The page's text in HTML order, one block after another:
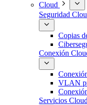
Cloud
Seguridad
Copias
Conexión
VLAN
Servicios Cloud